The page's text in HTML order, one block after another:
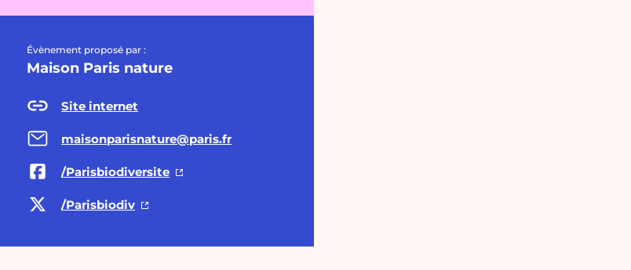
Évènement proposé par :
Maison Paris nature
Site internet
maisonparisnature@paris.fr
/Parisbiodiversite
/Parisbiodiv